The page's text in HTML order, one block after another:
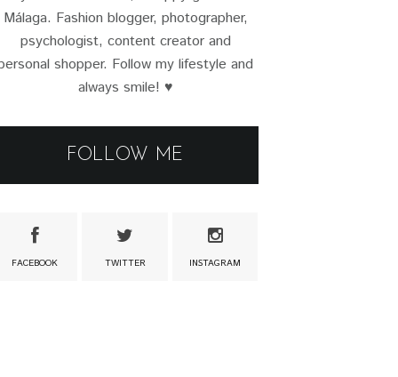
Málaga. Fashion blogger, photographer,
psychologist, content creator and
shopper. Follow my lifestyle and
always smile! ♥
FOLLOW ME
FACEBOOK TWITTER INSTAGRAM